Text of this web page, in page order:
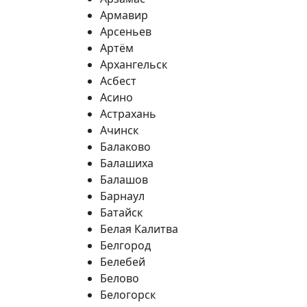
Армавир
Арсеньев
Артём
Архангельск
Асбест
Асино
Астрахань
Ачинск
Балаково
Балашиха
Балашов
Барнаул
Батайск
Белая Калитва
Белгород
Белебей
Белово
Белогорск